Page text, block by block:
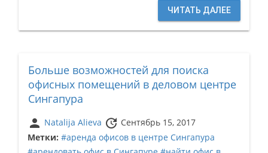
ЧИТАТЬ ДАЛЕЕ
Больше возможностей для поиска
офисных помещений в деловом центре
Сингапура
person Natalija Alieva update Сентябрь 15, 2017
Метки: #аренда офисов в центре Сингапура